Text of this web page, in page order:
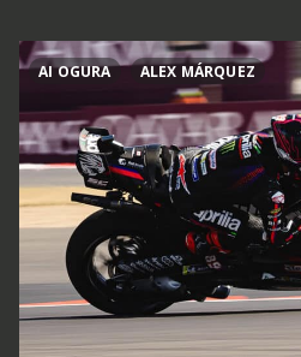
AI OGURA ALEX MÁRQUEZ